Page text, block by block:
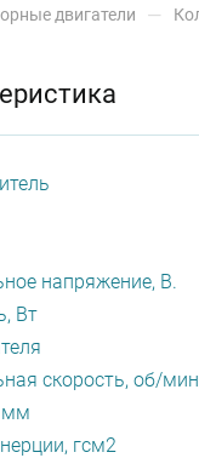
двигатели —
напряжение, В.
Вт
скорость, об/мин
мм
гсм2